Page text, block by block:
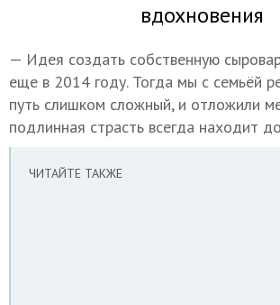
вдохновения
— Идея создать собственную
еще в 2014 году. Тогда мы с семьёй
путь слишком сложный, и отложили
подлинная страсть всегда находит
ЧИТАЙТЕ ТАКЖЕ